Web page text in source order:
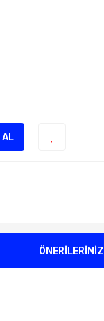
AL
ÖNERİLERİNİZ